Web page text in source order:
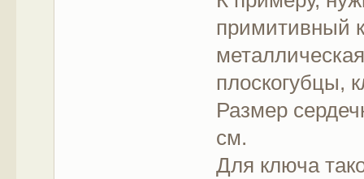
примитивный
плоскогубцы,
Размер
см.
Для ключа